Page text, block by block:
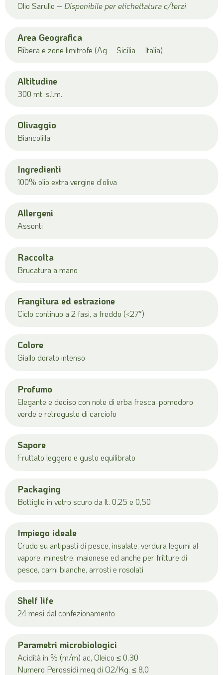
Olio Sarullo – Disponibile per etichettatura c/terzi
Area Geografica
Ribera e zone limitrofe (Ag – Sicilia – Italia)
Altitudine
300 mt. s.l.m.
Olivaggio
Biancolilla
Ingredienti
100% olio extra vergine d’oliva
Allergeni
Assenti
Raccolta
Brucatura a mano
Frangitura ed estrazione
Ciclo continuo a 2 fasi, a freddo (<27°)
Colore
Giallo dorato intenso
Profumo
Elegante e deciso con note di erba fresca, pomodoro
verde e retrogusto di carciofo
Sapore
Fruttato leggero e gusto equilibrato
Packaging
Bottiglie in vetro scuro da lt. 0,25 e 0,50
Impiego ideale
Crudo su antipasti di pesce, insalate, verdura legumi al
vapore, minestre, maionese ed anche per fritture di
pesce, carni bianche, arrosti e rosolati
Shelf life
24 mesi dal confezionamento
Parametri microbiologici
Acidità in % (m/m) ac, Oleico ≤ 0,30
Numero Perossidi meq di O2/Kg. ≤ 8,0